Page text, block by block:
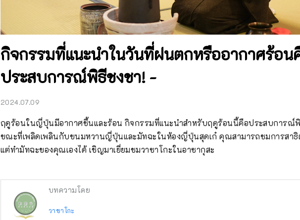
กิจกรรมที่แนะนำในวันที่ฝนตกหรืออากาศร้อน
ประสบการณ์พิธีชงชา! -
2024.07.09
ฤดูร้อนในญี่ปุ่นมีอากาศชื้นและร้อน กิจกรรมที่แนะนำสำหรับฤดูร้อนนี้คือประสบการณ์
ขณะที่เพลิดเพลินกับขนมหวานญี่ปุ่นและมัทฉะในห้องญี่ปุ่นสุดเก๋ คุณสามารถชมการสาธิ
แต่ทำมัทฉะของคุณเองได้ เชิญมาเยี่ยมชมวาซาโกะในอาซากุสะ
บทความโดย
วาชาโกะ